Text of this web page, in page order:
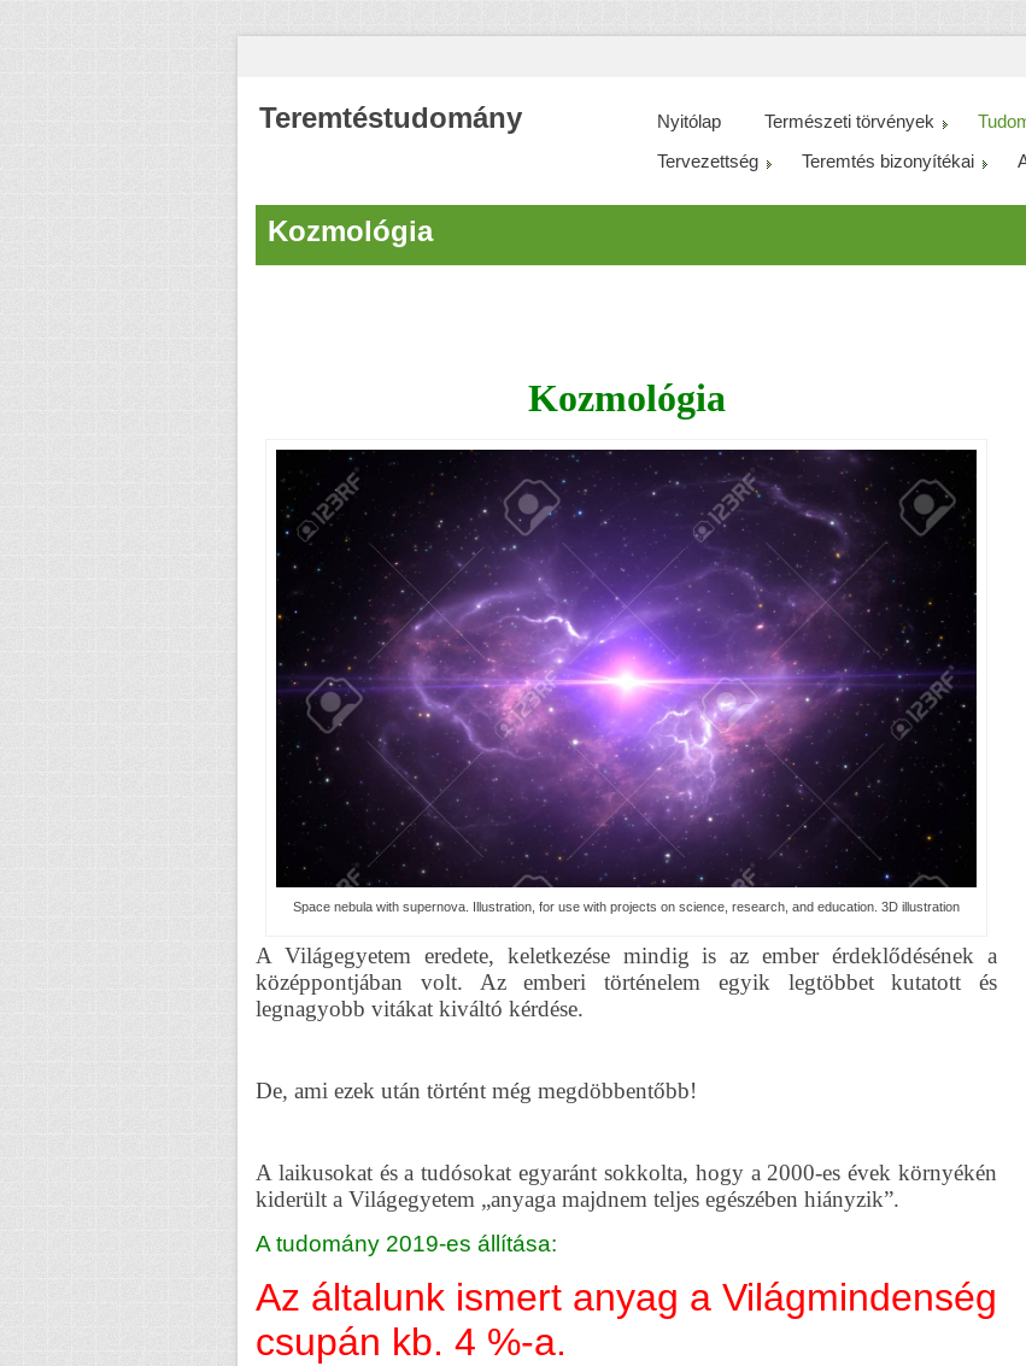
Teremtéstudomány Nyitólap Természeti törvények
Tervezettség
Teremtés bizonyítékai
Kozmológia
Kozmológia
Space nebula with supernova. Illustration, for use with projects on science, research, and education. 3D illustration
A Világegyetem eredete, keletkezése mindig is az ember érdeklődésének a
középpontjában volt. Az emberi történelem egyik legtöbbet kutatott és
legnagyobb vitákat kiváltó kérdése.
De, ami ezek után történt még megdöbbentőbb!
A laikusokat és a tudósokat egyaránt sokkolta, hogy a 2000-es évek környékén
kiderült a Világegyetem „anyaga majdnem teljes egészében hiányzik”.
A tudomány 2019-es állítása:
Az általunk ismert anyag a Világmindenség
csupán kb. 4 %-a.